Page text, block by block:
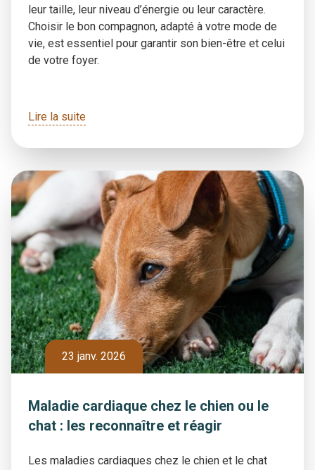
leur taille, leur niveau d’énergie ou leur caractère.
Choisir le bon compagnon, adapté à votre mode de
vie, est essentiel pour garantir son bien-être et celui
de votre foyer.
Lire la suite
23 janv. 2026
Maladie cardiaque chez le chien ou le
chat : les reconnaître et réagir
Les maladies cardiaques chez le chien et le chat